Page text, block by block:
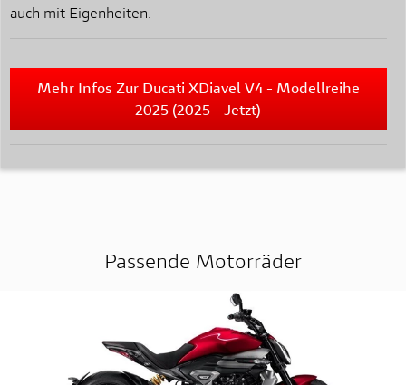
auch mit Eigenheiten.
Mehr Infos Zur Ducati XDiavel V4 - Modellreihe
2025 (2025 - Jetzt)
Passende Motorräder